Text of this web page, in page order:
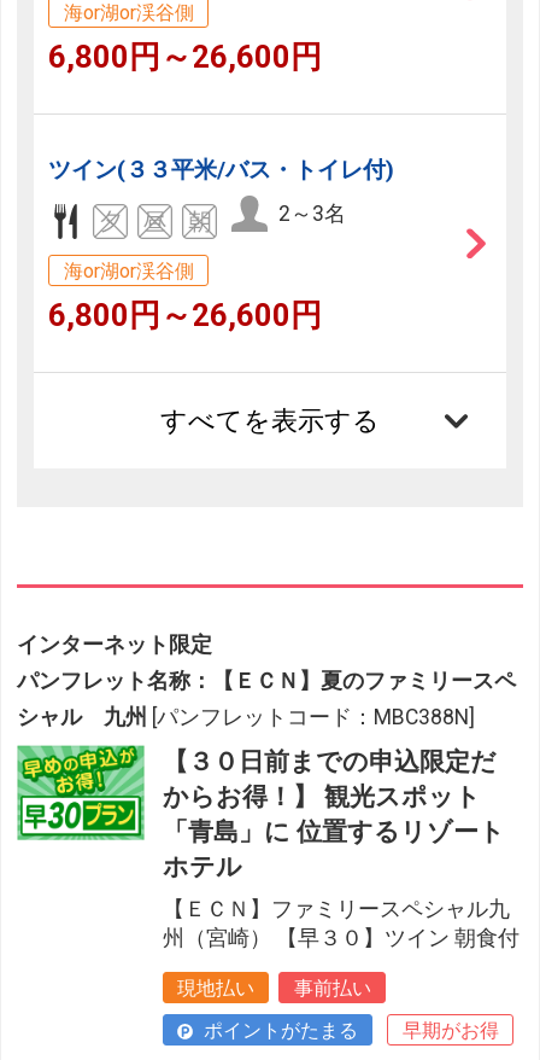
海or湖or渓谷側
6,800円～26,600円
ツイン(３３平米/バス・トイレ付)
2～3名
海or湖or渓谷側
6,800円～26,600円
すべてを表示する
インターネット限定
パンフレット名称：【ＥＣＮ】夏のファミリースペ
シャル 九州 [パンフレットコード：MBC388N]
【３０日前までの申込限定だ
からお得！】 観光スポット
「青島」に 位置するリゾート
ホテル
【ＥＣＮ】ファミリースペシャル九
州（宮崎） 【早３０】ツイン 朝食付
現地払い
事前払い
ポイントがたまる
早期がお得